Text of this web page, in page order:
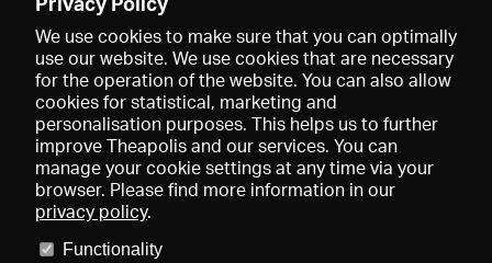
About us
Imprint
We use cookies to make sure that you can optimally
use our website. We use cookies that are necessary
for the operation of the website. You can also allow
cookies for statistical, marketing and
personalisation purposes. This helps us to further
improve Theapolis and our services. You can
manage your cookie settings at any time via your
browser. Please find more information in our
privacy policy.
Functionality